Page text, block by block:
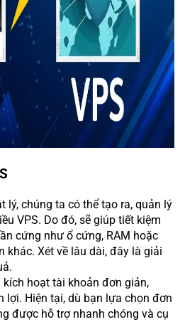
lý, chúng ta có thể tạo ra, quản lý
VPS. Do đó, sẽ giúp tiết kiệm
cứng như ổ cứng, RAM hoặc
khác. Xét về lâu dài, đây là giải
hoạt tài khoản đơn giản,
lợi. Hiện tại, dù bạn lựa chọn đơn
được hỗ trợ nhanh chóng và cụ